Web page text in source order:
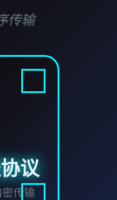
传输
议
密传输